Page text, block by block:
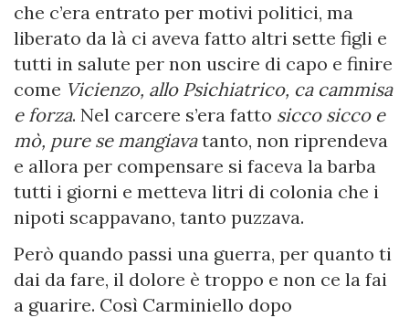
che c’era entrato per motivi politici, ma
liberato da là ci aveva fatto altri sette figli e
tutti in salute per non uscire di capo e finire
come Vicienzo, allo Psichiatrico, ca cammisa
e forza. Nel carcere s’era fatto sicco sicco e
mò, pure se mangiavatanto, non riprendeva
e allora per compensare si faceva la barba
tutti i giorni e metteva litri di colonia che i
nipoti scappavano, tanto puzzava.
Però quando passi una guerra, per quanto ti
dai da fare, il dolore è troppo e non ce la fai
a guarire. Così Carminiello dopo